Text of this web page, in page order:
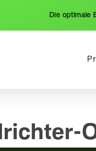
Die optimale